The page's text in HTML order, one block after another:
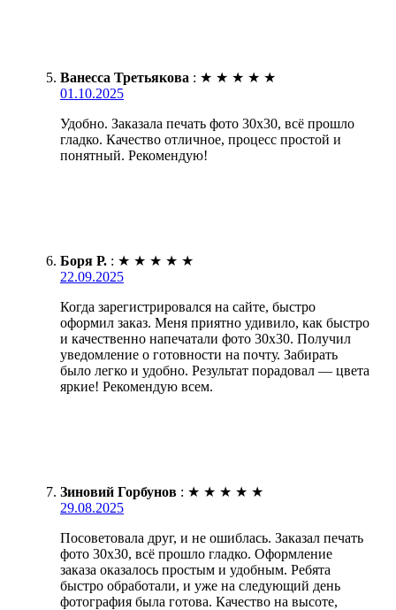
Ванесса Третьякова : ★ ★ ★ ★ ★
01.10.2025
Удобно. Заказала печать фото 30х30, всё прошло
гладко. Качество отличное, процесс простой и
понятный. Рекомендую!
Боря Р. : ★ ★ ★ ★ ★
22.09.2025
Когда зарегистрировался на сайте, быстро
оформил заказ. Меня приятно удивило, как быстро
и качественно напечатали фото 30х30. Получил
уведомление о готовности на почту. Забирать
было легко и удобно. Результат порадовал — цвета
яркие! Рекомендую всем.
Зиновий Горбунов : ★ ★ ★ ★ ★
29.08.2025
Посоветовала друг, и не ошиблась. Заказал печать
фото 30х30, всё прошло гладко. Оформление
заказа оказалось простым и удобным. Ребята
быстро обработали, и уже на следующий день
фотография была готова. Качество на высоте,